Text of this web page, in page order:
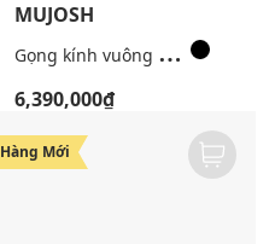
MUJOSH
G
ọng kính vuông unisex bản dày
6,390,000₫
Hàng Mới